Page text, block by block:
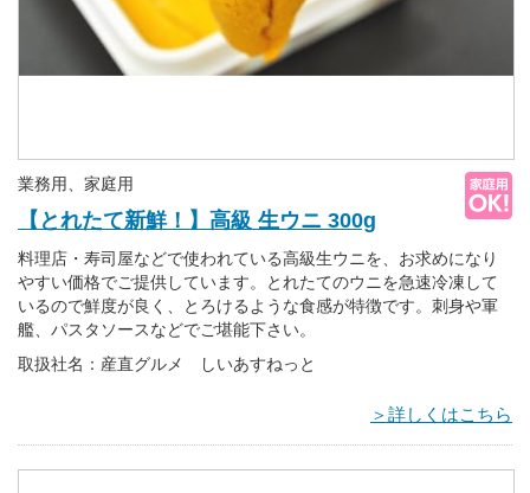
業務用、家庭用
【とれたて新鮮！】高級 生ウニ 300g
料理店・寿司屋などで使われている高級生ウニを、お求めになり
やすい価格でご提供しています。とれたてのウニを急速冷凍して
いるので鮮度が良く、とろけるような食感が特徴です。刺身や軍
艦、パスタソースなどでご堪能下さい。
取扱社名：産直グルメ しいあすねっと
＞詳しくはこちら